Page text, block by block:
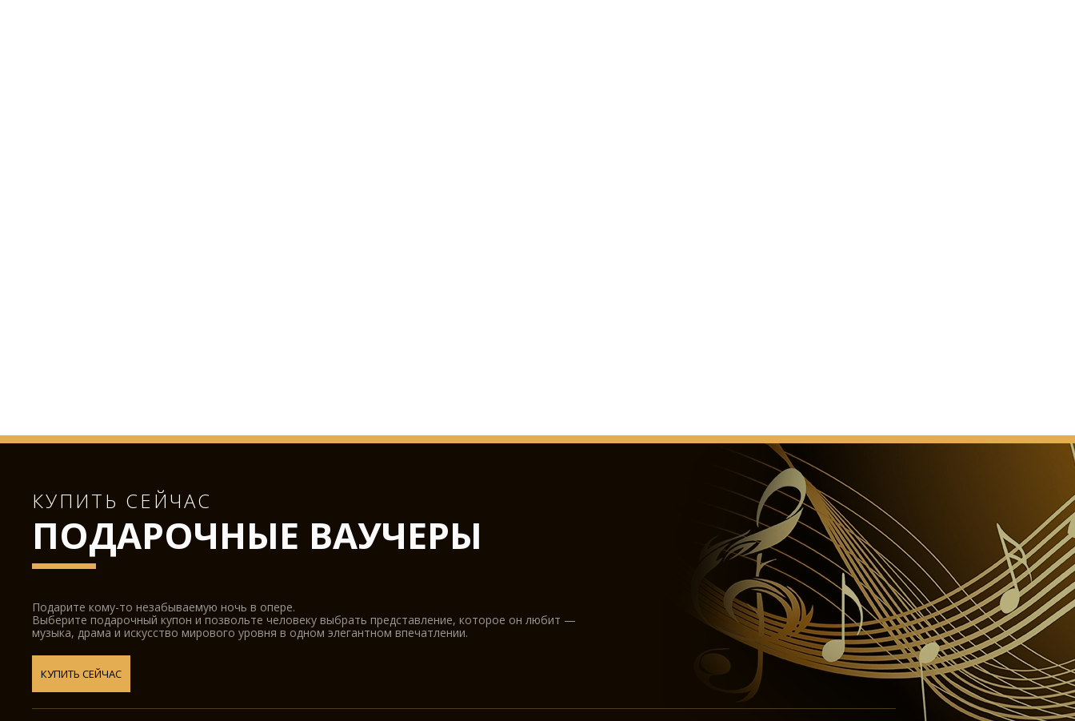
КУПИТЬ СЕЙЧАС
ПОДАРОЧНЫЕ ВАУЧЕРЫ
Подарите кому-то незабываемую ночь в опере.
Выберите подарочный купон и позвольте человеку выбрать представление, которое он любит —
музыка, драма и искусство мирового уровня в одном элегантном впечатлении.
КУПИТЬ СЕЙЧАС